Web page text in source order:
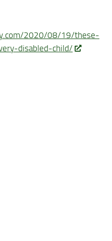
2020/08/19/these-
disabled-child/